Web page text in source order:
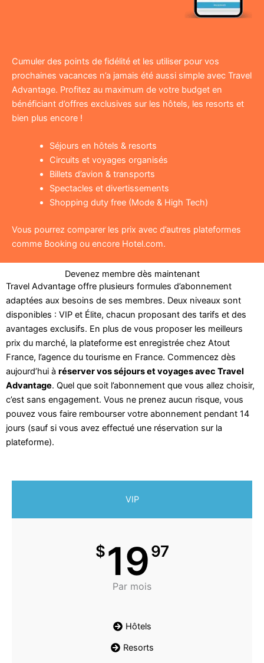
Cumuler des points de fidélité et les utiliser pour vos
prochaines vacances n’a jamais été aussi simple avec Travel
Advantage. Profitez au maximum de votre budget en
bénéficiant d’offres exclusives sur les hôtels, les resorts et
bien plus encore !
Séjours en hôtels & resorts
Circuits et voyages organisés
Billets d’avion & transports
Spectacles et divertissements
Shopping duty free (Mode & High Tech)
Vous pourrez comparer les prix avec d’autres plateformes
comme Booking ou encore Hotel.com.
Devenez membre dès maintenant
Travel Advantage offre plusieurs formules d’abonnement
adaptées aux besoins de ses membres. Deux niveaux sont
disponibles : VIP et Élite, chacun proposant des tarifs et des
avantages exclusifs. En plus de vous proposer les meilleurs
prix du marché, la plateforme est enregistrée chez Atout
France, l’agence du tourisme en France. Commencez dès
aujourd’hui à réserver vos séjours et voyages avec Travel
Advantage. Quel que soit l’abonnement que vous allez choisir,
c’est sans engagement. Vous ne prenez aucun risque, vous
pouvez vous faire rembourser votre abonnement pendant 14
jours (sauf si vous avez effectué une réservation sur la
plateforme).
VIP
$1997
Par mois
Hôtels
Resorts